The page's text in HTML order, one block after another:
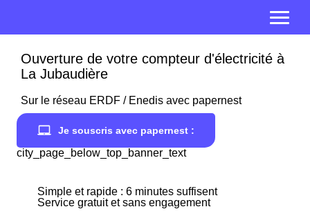
Ouverture de votre compteur d'électricité à
La Jubaudière
Sur le réseau ERDF / Enedis avec papernest
Je souscris avec papernest :
city_page_below_top_banner_text
Simple et rapide : 6 minutes suffisent
Service gratuit et sans engagement